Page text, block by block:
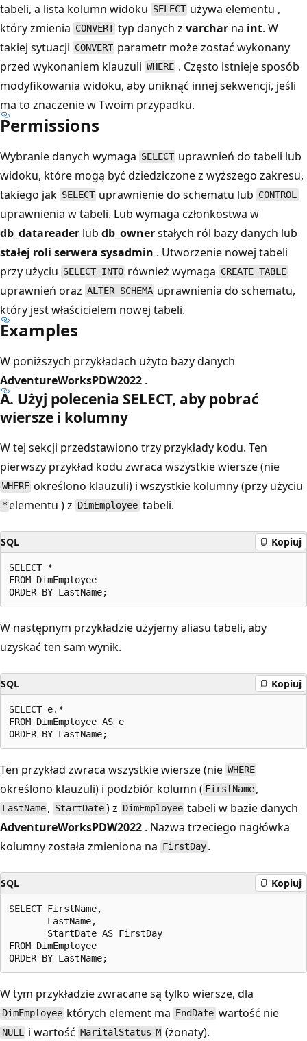
tabeli, a lista kolumn widoku SELECT używa elementu ,
który zmienia CONVERT typ danych zvarchar na int. W
takiej sytuacji CONVERT parametr może zostać wykonany
przed wykonaniem klauzuli WHERE . Często istnieje sposób
modyfikowania widoku, aby uniknąć innej sekwencji, jeśli
ma to znaczenie w Twoim przypadku.
Permissions
Wybranie danych wymaga SELECT uprawnień do tabeli lub
widoku, które mogą być dziedziczone z wyższego zakresu,
takiego jak SELECT uprawnienie do schematu lub CONTROL
uprawnienia w tabeli. Lub wymaga członkostwa w
db_datareader lub db_ownerstałych ról bazy danych lub
stałej roli serwera sysadmin . Utworzenie nowej tabeli
przy użyciu SELECT INTO również wymaga CREATE TABLE
uprawnień oraz ALTER SCHEMA uprawnienia do schematu,
który jest właścicielem nowej tabeli.
Examples
W poniższych przykładach użyto bazy danych
AdventureWorksPDW2022 .
A. Użyj polecenia SELECT, aby pobrać
wiersze i kolumny
W tej sekcji przedstawiono trzy przykłady kodu. Ten
pierwszy przykład kodu zwraca wszystkie wiersze (nie
WHERE określono klauzuli) i wszystkie kolumny (przy użyciu
* elementu ) z DimEmployee tabeli.
SQL Kopiuj
SELECT *
FROM DimEmployee
W następnym przykładzie użyjemy aliasu tabeli, aby
uzyskać ten sam wynik.
SQL Kopiuj
SELECT e.*
FROM DimEmployee AS e
Ten przykład zwraca wszystkie wiersze (nie WHERE
określono klauzuli) i podzbiór kolumn ( FirstName ,
LastName , StartDate) z DimEmployee tabeli w bazie danych
AdventureWorksPDW2022 . Nazwa trzeciego nagłówka
kolumny została zmieniona na FirstDay .
SQL Kopiuj
SELECT FirstName,
       LastName,
       StartDate AS FirstDay
FROM DimEmployee
W tym przykładzie zwracane są tylko wiersze, dla
DimEmployee których element ma EndDate wartość nie
NULL i wartość MaritalStatus M (żonaty).